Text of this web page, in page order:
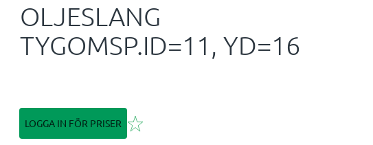
OLJESLANG
TYGOMSP.ID=11, YD=16
LOGGA IN FÖR PRISER Lägg till i favoriter